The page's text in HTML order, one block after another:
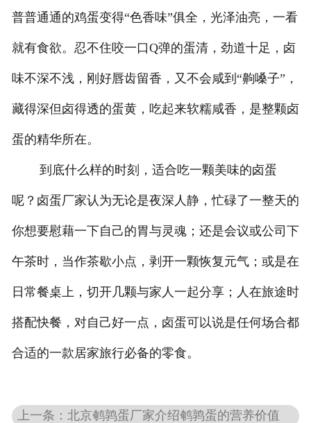
普普通通的鸡蛋变得“色香味”俱全，光泽油亮，一看
就有食欲。忍不住咬一口Q弹的蛋清，劲道十足，卤
味不深不浅，刚好唇齿留香，又不会咸到“齁嗓子”，
藏得深但卤得透的蛋黄，吃起来软糯咸香，是整颗卤
蛋的精华所在。
到底什么样的时刻，适合吃一颗美味的卤蛋
呢？卤蛋厂家认为无论是夜深人静，忙碌了一整天的
你想要慰藉一下自己的胃与灵魂；还是会议或公司下
午茶时，当作茶歇小点，剥开一颗恢复元气；或是在
日常餐桌上，切开几颗与家人一起分享；人在旅途时
搭配快餐，对自己好一点，卤蛋可以说是任何场合都
合适的一款居家旅行必备的零食。
上一条：北京鹌鹑蛋厂家介绍鹌鹑蛋的营养价值